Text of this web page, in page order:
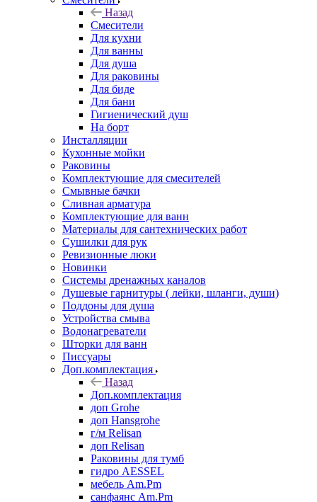
Назад
Смесители
Для кухни
Для ванны
Для душа
Для раковины
Для биде
Для бани
Гигиенический душ
На борт
Инсталляции
Кухонные мойки
Раковины
Комплектующие для смесителей
Смывные бачки
Сливная арматура
Комплектующие для ванн
Материалы для сантехнических работ
Сушилки для рук
Ревизионные люки
Новинки
Системы дренажных каналов
Душевые гарнитуры ( лейки, шланги, души)
Поддоны для душа
Устройства смыва
Водонагреватели
Шторки для ванн
Писсуары
Доп.комплектация
Назад
Доп.комплектация
доп Grohe
доп Hansgrohe
г/м Relisan
доп Relisan
Раковины для тумб
гидро AESSEL
мебель Am.Pm
санфаянс Am.Pm